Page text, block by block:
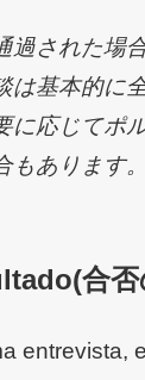
過された場
は基本的に
に応じてポ
もあります。
合
entrevista,